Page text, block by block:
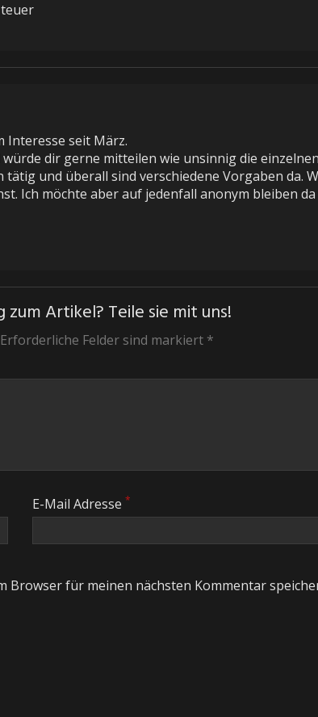
Interesse seit März.
dir gerne mitteilen wie unsinnig die
tätig und überall sind verschiedene Vorgaben da.
Ich möchte aber auf jedenfall anonym bleiben
Artikel? Teile sie mit uns!
Felder sind markiert *
E-Mail Adresse *
Browser für meinen nächsten Kommentar